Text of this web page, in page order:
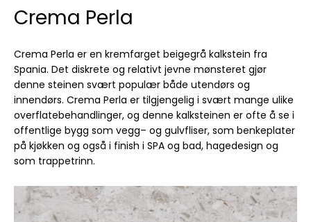
Crema Perla
Crema Perla er en kremfarget beigegrå kalkstein fra
Spania. Det diskrete og relativt jevne mønsteret gjør
denne steinen svært populær både utendørs og
innendørs. Crema Perla er tilgjengelig i svært mange ulike
overflatebehandlinger, og denne kalksteinen er ofte å se i
offentlige bygg som vegg– og gulvfliser, som benkeplater
på kjøkken og også i finish i SPA og bad, hagedesign og
som trappetrinn.